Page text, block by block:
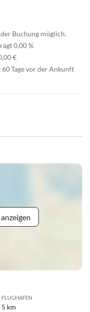
Buchung möglich.
0,00 %
€
Tage vor der Ankunft
FLUGHAFEN
5 km